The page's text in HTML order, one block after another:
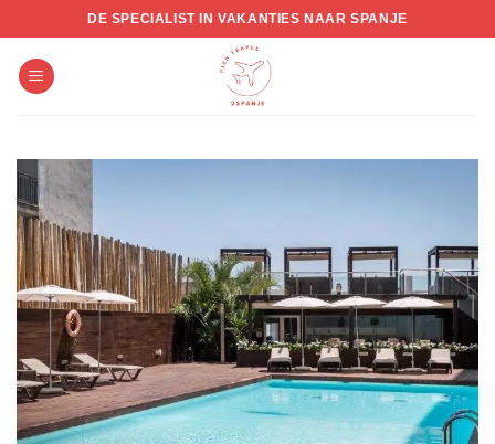
to
content
DE SPECIALIST IN VAKANTIES NAAR SPANJE